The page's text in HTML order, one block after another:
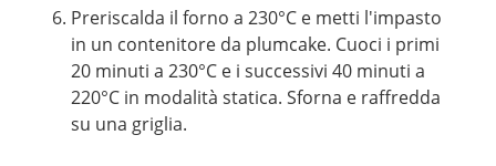
Preriscalda il forno a 230°C e metti l'impasto
in un contenitore da plumcake. Cuoci i primi
20 minuti a 230°C e i successivi 40 minuti a
220°C in modalità statica. Sforna e raffredda
su una griglia.